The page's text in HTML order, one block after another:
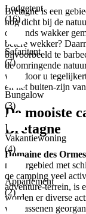
Bretagne is een
nog dicht bij de
ochtends wakker
betere wekker?
bijvoorbeeld te
de omringende
waardoor u
en het buiten-zijn
De mooiste
Bretagne
Domaine des Ormes
natuurgebied met
de camping veel
adventure-terrein, is
worden er diverse
volwassenen
Lodgetent
(16)
Safaritent
(7)
Bungalow
(3)
Vakantiewoning
(4)
Appartement
(2)